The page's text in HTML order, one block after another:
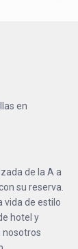
en
de la A a
su reserva.
vida de estilo
hotel y
nosotros